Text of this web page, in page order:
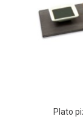
Plato